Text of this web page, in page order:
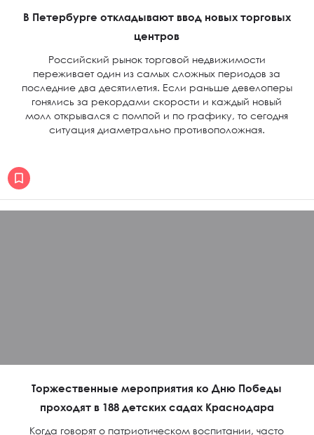
В Петербурге откладывают ввод новых торговых
центров
Российский рынок торговой недвижимости
переживает один из самых сложных периодов за
последние два десятилетия. Если раньше девелоперы
гонялись за рекордами скорости и каждый новый
молл открывался с помпой и по графику, то сегодня
ситуация диаметрально противоположная.
Торжественные мероприятия ко Дню Победы
проходят в 188 детских садах Краснодара
Когда говорят о патриотическом воспитании, часто